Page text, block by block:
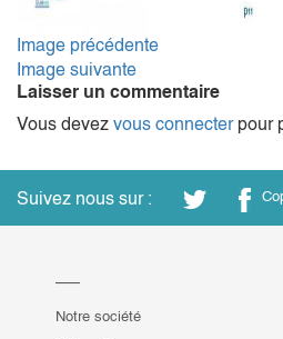
Image précédente
Image suivante
Laisser un commentaire
Vous devez vous connecterpour
Suivez nous sur :
Notre société